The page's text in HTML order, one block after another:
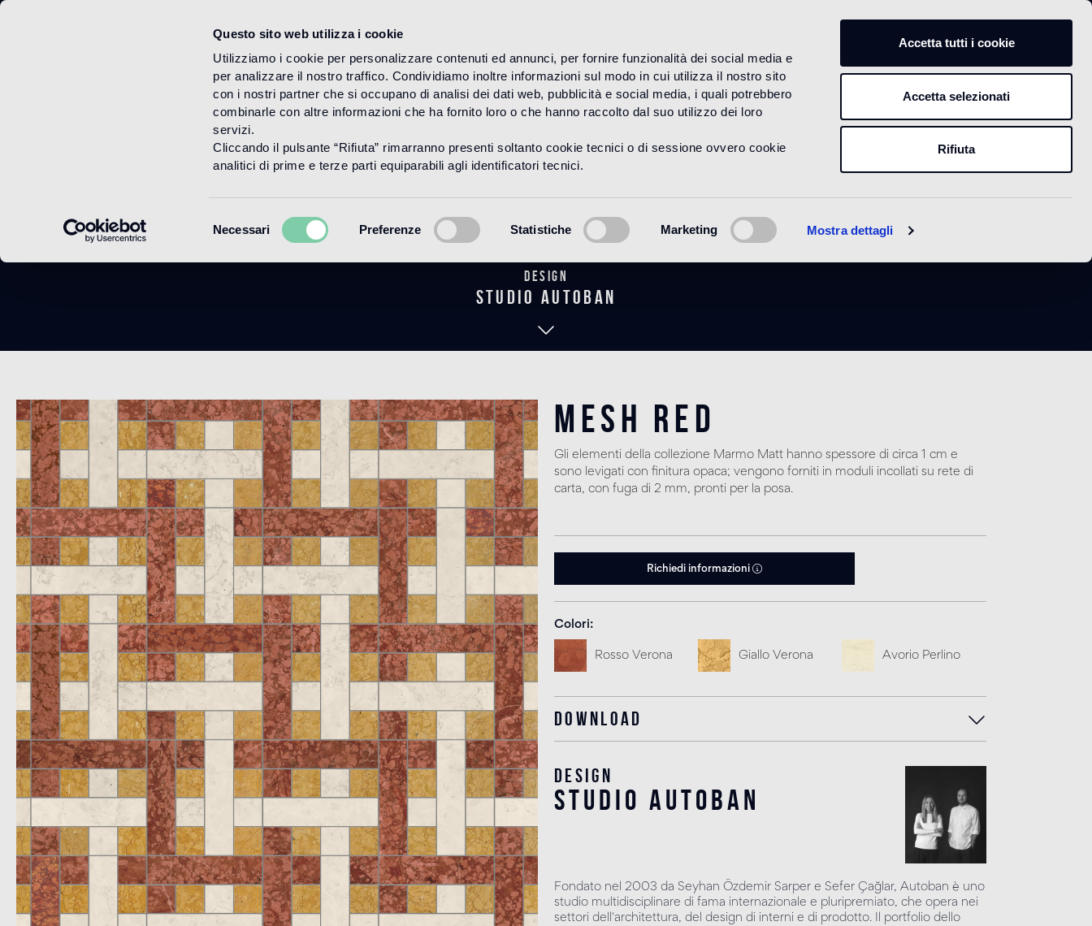
Questo sito web utilizza i cookie
Utilizziamo i cookie per personalizzare contenuti ed annunci, per fornire funzionalità dei social media e
per analizzare il nostro traffico. Condividiamo inoltre informazioni sul modo in cui utilizza il nostro sito
con i nostri partner che si occupano di analisi dei dati web, pubblicità e social media, i quali potrebbero
combinarle con altre informazioni che ha fornito loro o che hanno raccolto dal suo utilizzo dei loro
servizi.
Cliccando il pulsante “Rifiuta” rimarranno presenti soltanto cookie tecnici o di sessione ovvero cookie
analitici di prime e terze parti equiparabili agli identificatori tecnici.
del
Necessari Preferenze Statistiche Marketing Mostra dettagli
Accetta tutti i cookie
Accetta selezionati
Rifiuta
HOME PRODOTTI MARMO MARMO MATT
Mesh Red
Design
Studio Autoban
Mesh Red
Gli elementi della collezione Marmo Matt hanno spessore di circa 1 cm e
sono levigati con finitura opaca; vengono forniti in moduli incollati su rete di
carta, con fuga di 2 mm, pronti per la posa.
Richiedi informazioni
Colori
Rosso Verona Giallo Verona Avorio Perlino
Download
Design
Studio Autoban
Fondato nel 2003 da Seyhan Özdemir Sarper e Sefer Çağlar, Autoban è uno
studio multidisciplinare di fama internazionale e pluripremiato, che opera nei
settori dell'architettura, del design di interni e di prodotto. Il portfolio dello